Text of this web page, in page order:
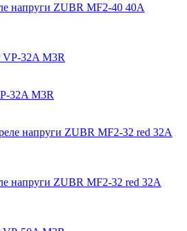
напруги ZUBR MF2-40 40А
32A M3R
напруги ZUBR MF2-32 red 32А